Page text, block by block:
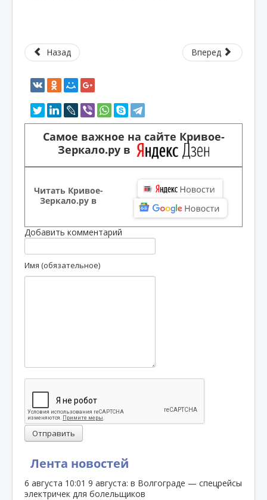
Лента новостей
6 августа 10:01 9 августа: в Волгограде — спецрейсы
электричек для болельщиков
Назад Вперед
Самое важное на сайте Кривое-
Зеркало.ру в
Читать Кривое-
Зеркало.ру в
Добавить комментарий
Имя (обязательное)
Отправить